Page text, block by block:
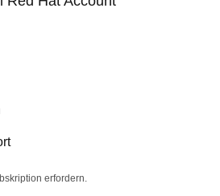
erfordern.